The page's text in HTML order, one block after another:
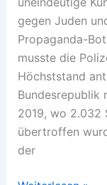
gegen Juden
Propaganda-
musste die
Höchststand
Bundesrepublik
2019, wo 2.032
übertroffen
der